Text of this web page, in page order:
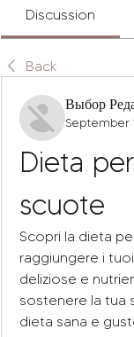
Discussion
Back
Выбор
September
Dieta
scuote
Scopri la dieta
raggiungere i
deliziose e
sostenere la tua
dieta sana e